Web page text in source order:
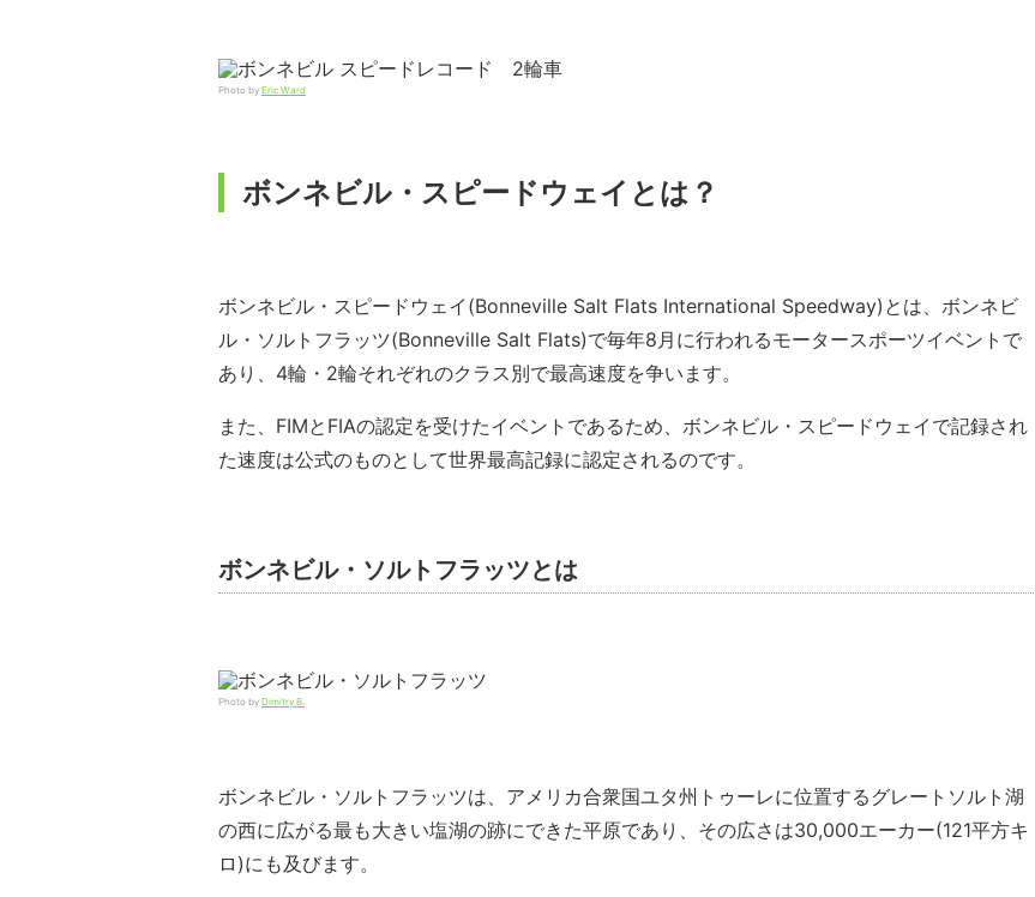
Photo by Eric Ward
ボンネビル・スピードウェイとは？
ボンネビル・スピードウェイ(Bonneville Salt Flats International Speedway)とは、ボンネビ
ル・ソルトフラッツ(Bonneville Salt Flats)で毎年8月に行われるモータースポーツイベントで
あり、4輪・2輪それぞれのクラス別で最高速度を争います。
また、FIMとFIAの認定を受けたイベントであるため、ボンネビル・スピードウェイで記録され
た速度は公式のものとして世界最高記録に認定されるのです。
ボンネビル・ソルトフラッツとは
Photo by Dimitry B.
ボンネビル・ソルトフラッツは、アメリカ合衆国ユタ州トゥーレに位置するグレートソルト湖
の西に広がる最も大きい塩湖の跡にできた平原であり、その広さは30,000エーカー(121平方キ
ロ)にも及びます。